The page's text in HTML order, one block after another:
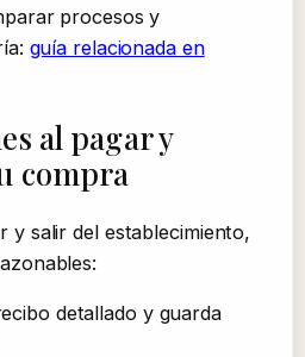
procesos y
guía relacionada en
al pagar y
compra
y salir del establecimiento,
detallado y guarda